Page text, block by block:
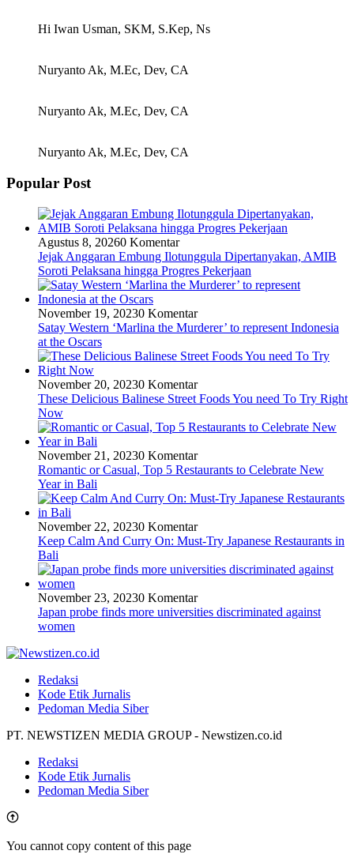
Hi Iwan Usman, SKM, S.Kep, Ns
Nuryanto Ak, M.Ec, Dev, CA
Nuryanto Ak, M.Ec, Dev, CA
Nuryanto Ak, M.Ec, Dev, CA
Popular Post
Agustus 8, 20260 Komentar
Jejak Anggaran Embung Ilotunggula Dipertanyakan, AMIB
Soroti Pelaksana hingga Progres Pekerjaan
November 19, 20230 Komentar
Satay Western ‘Marlina the Murderer’ to represent Indonesia
at the Oscars
November 20, 20230 Komentar
These Delicious Balinese Street Foods You need To Try Right
Now
November 21, 20230 Komentar
Romantic or Casual, Top 5 Restaurants to Celebrate New
Year in Bali
November 22, 20230 Komentar
Keep Calm And Curry On: Must-Try Japanese Restaurants in
Bali
November 23, 20230 Komentar
Japan probe finds more universities discriminated against
women
Redaksi
Kode Etik Jurnalis
Pedoman Media Siber
PT. NEWSTIZEN MEDIA GROUP - Newstizen.co.id
Redaksi
Kode Etik Jurnalis
Pedoman Media Siber
You cannot copy content of this page